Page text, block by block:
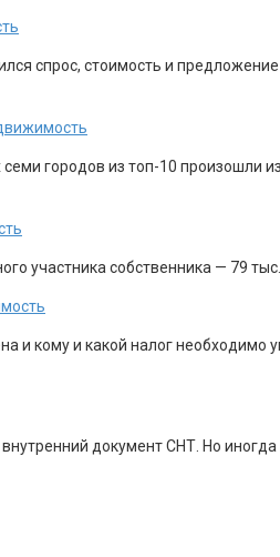
спрос, стоимость и
городов из топ-10 произошли
участника собственника — 79
и кому и какой налог
документ СНТ. Но